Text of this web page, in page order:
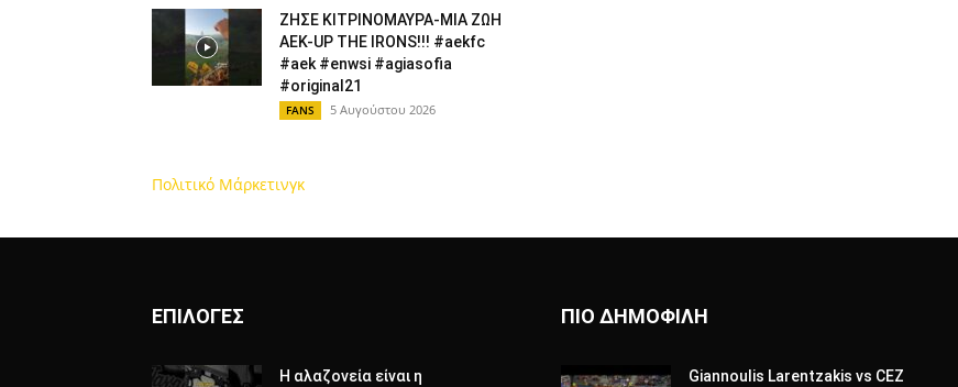
ΖΗΣΕ ΚΙΤΡΙΝΟΜΑΥΡΑ-ΜΙΑ ΖΩΗ
ΑΕΚ-UP THE IRONS!!! #aekfc
#aek #enwsi #agiasofia
#original21
FANS 5 Αυγούστου 2026
Πολιτικό Μάρκετινγκ
ΕΠΙΛΟΓΕΣ
Η αλαζονεία είναι η
ΠΙΟ ΔΗΜΟΦΙΛΗ
Giannoulis Larentzakis vs CEZ